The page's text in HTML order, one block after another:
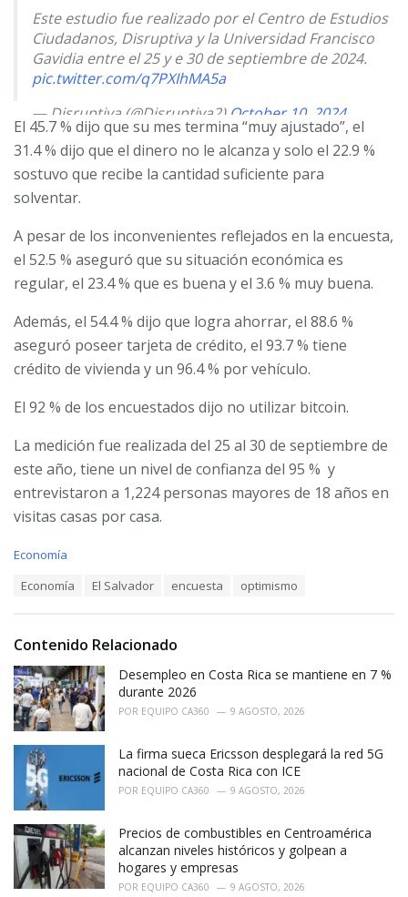
Este estudio fue realizado por el Centro de Estudios
Ciudadanos, Disruptiva y la Universidad Francisco
Gavidia entre el 25 y e 30 de septiembre de 2024.
pic.twitter.com/q7PXIhMA5a
— Disruptiva (@Disruptiva2) October 10, 2024
El 45.7 % dijo que su mes termina “muy ajustado”, el
31.4 % dijo que el dinero no le alcanza y solo el 22.9 %
sostuvo que recibe la cantidad suficiente para
solventar.
A pesar de los inconvenientes reflejados en la encuesta,
el 52.5 % aseguró que su situación económica es
regular, el 23.4 % que es buena y el 3.6 % muy buena.
Además, el 54.4 % dijo que logra ahorrar, el 88.6 %
aseguró poseer tarjeta de crédito, el 93.7 % tiene
crédito de vivienda y un 96.4 % por vehículo.
El 92 % de los encuestados dijo no utilizar bitcoin.
La medición fue realizada del 25 al 30 de septiembre de
este año, tiene un nivel de confianza del 95 % y
entrevistaron a 1,224 personas mayores de 18 años en
visitas casas por casa.
C
o
r
i
e
s
:
Economía
:
Economía El Salvador encuesta optimismo
Contenido Relacionado
Desempleo en Costa Rica se mantiene en 7 %
durante 2026
POR EQUIPO CA360 9 AGOSTO, 2026
La firma sueca Ericsson desplegará la red 5G
nacional de Costa Rica con ICE
POR EQUIPO CA360 9 AGOSTO, 2026
Precios de combustibles en Centroamérica
alcanzan niveles históricos y golpean a
hogares y empresas
POR EQUIPO CA360 9 AGOSTO, 2026